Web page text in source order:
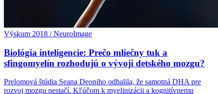
Výskum 2018 / NeuroImage
Biológia inteligencie: Prečo mliečny tuk a
sfingomyelín rozhodujú o vývoji detského mozgu?
Prelomová štúdia Seana Deoniho odhalila, že samotná DHA pre
rozvoj mozgu nestačí. Kľúčom k myelinizácii a kognitívnemu